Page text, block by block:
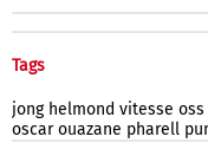
Tags
jong helmond vitesse oss
oscar ouazane pharell